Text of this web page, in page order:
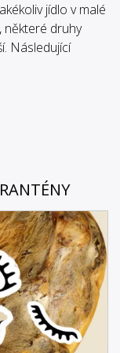
jídlo v malé
některé druhy
Následující